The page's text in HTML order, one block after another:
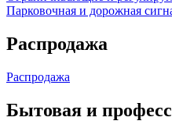
Парковочная и дорожная
Распродажа
Распродажа
Бытовая и